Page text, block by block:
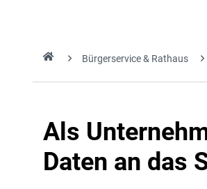
Bürgerservice & Rathaus
Als
Daten an das